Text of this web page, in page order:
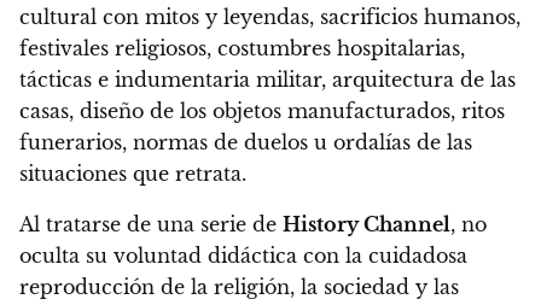
cultural con mitos y leyendas, sacrificios humanos,
festivales religiosos, costumbres hospitalarias,
tácticas e indumentaria militar, arquitectura de las
casas, diseño de los objetos manufacturados, ritos
funerarios, normas de duelos u ordalías de las
situaciones que retrata.
Al tratarse de una serie de History Channel, no
oculta su voluntad didáctica con la cuidadosa
reproducción de la religión, la sociedad y las